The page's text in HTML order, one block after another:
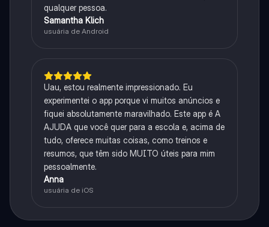
qualquer pessoa.
Samantha Klich
usuária de Android
Uau, estou realmente impressionado. Eu
experimentei o app porque vi muitos anúncios e
fiquei absolutamente maravilhado. Este app é A
AJUDA que você quer para a escola e, acima de
tudo, oferece muitas coisas, como treinos e
resumos, que têm sido MUITO úteis para mim
pessoalmente.
Anna
usuária de iOS